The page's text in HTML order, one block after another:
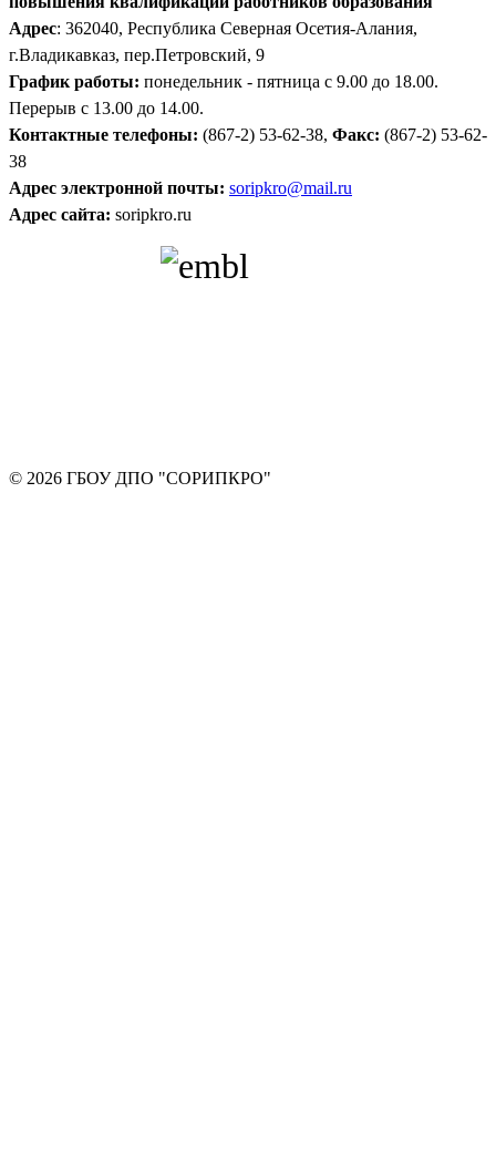
Адрес: 362040, Республика Северная Осетия-Алания,
г.Владикавказ, пер.Петровский, 9
График работы: понедельник - пятница с 9.00 до 18.00.
Перерыв с 13.00 до 14.00.
Контактные телефоны: (867-2) 53-62-38, Факс: (867-2) 53-62-
38
Адрес электронной почты: soripkro@mail.ru
Адрес сайта: soripkro.ru
© 2026 ГБОУ ДПО "СОРИПКРО"